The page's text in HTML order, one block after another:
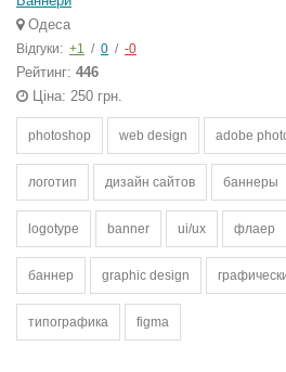
Одеса
Відгуки: +1 / 0 / -0
Рейтинг: 446
Ціна: 250 грн.
photoshop web design adobe
логотип дизайн сайтов баннеры
logotype banner ui/ux флаер
баннер graphic design
типографика figma